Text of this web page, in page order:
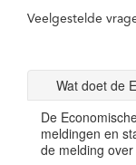
Veelgestelde
Wat doet de
De
meldingen en
de melding